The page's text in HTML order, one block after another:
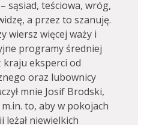
sąsiad, teściowa, wróg,
a przez to szanuję.
wiersz więcej waży i
programy średniej
eksperci od
oraz lubownicy
mnie Josif Brodski,
to, aby w pokojach
niewielkich